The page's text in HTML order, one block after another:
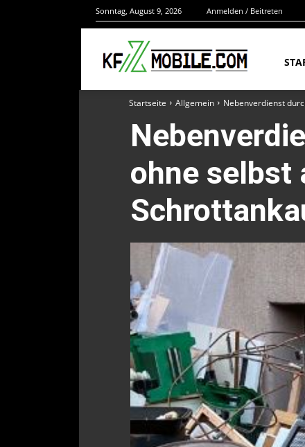
Sonntag, August 9, 2026 Anmelden / Beitreten
Startseite Allgemein Nebenverdienst
ohne selbst